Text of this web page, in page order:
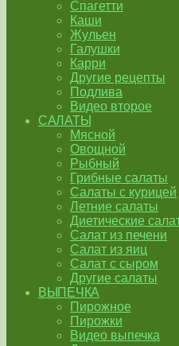
Спагетти
Каши
Жульен
Галушки
Карри
Другие рецепты
Подлива
Видео второе
САЛАТЫ
Мясной
Овощной
Рыбный
Грибные салаты
Салаты с курицей
Летние салаты
Диетические
Салат из печени
Салат из яиц
Салат с сыром
Другие салаты
ВЫПЕЧКА
Пирожное
Пирожки
Видео выпечка